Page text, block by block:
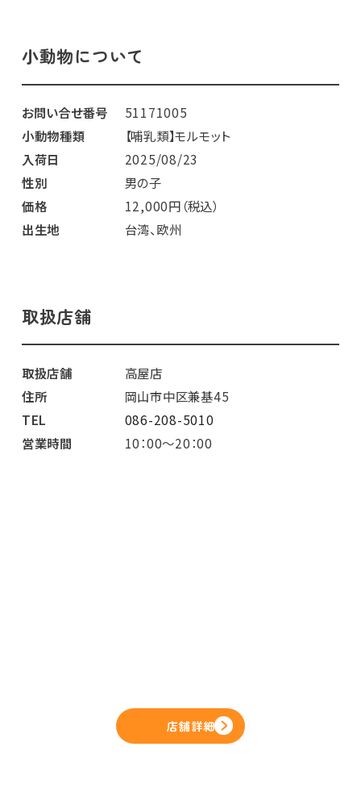
小動物について
お問い合せ番号
51171005
小動物種類
【哺乳類】モルモット
入荷日
2025/08/23
性別
男の子
価格
12,000円（税込）
出生地
台湾、欧州
取扱店舗
取扱店舗
高屋店
住所
岡山市中区兼基45
TEL
086-208-5010
営業時間
10：00～20：00
店舗詳細